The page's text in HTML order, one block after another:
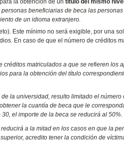
para la obtención de un título del mismo
beneficiarias de beca las
de un idioma extranjero.
Este mínimo no será exigible, por una
En caso de que el número de créditos
matriculados a que se refieren los
para la obtención del título
la universidad, resulto limitado el
la cuantía de beca que le
el importe de la beca se reducirá al 50%.
a la mitad en los casos en que la
acredito tener la condición de